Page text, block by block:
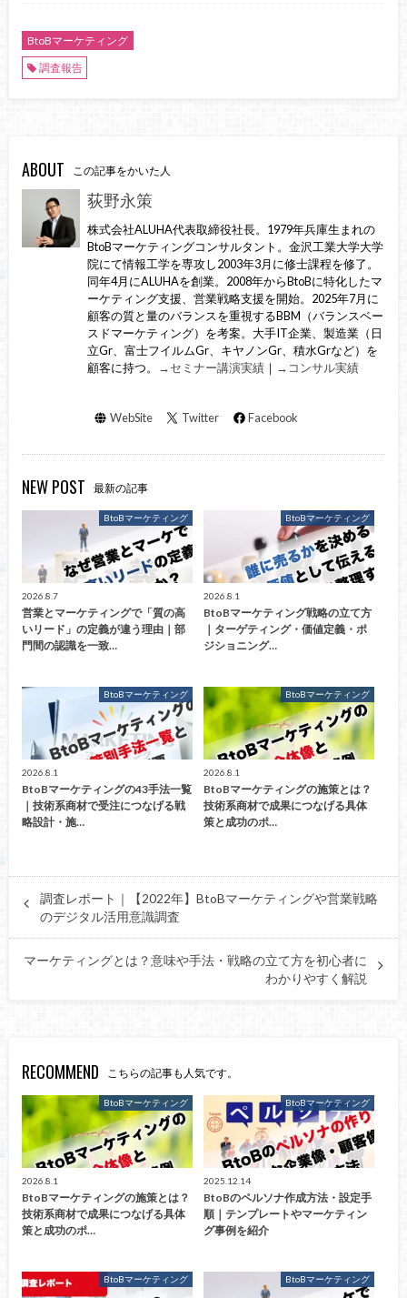
BtoBマーケティング
調査報告
ABOUT この記事をかいた人
荻野永策
株式会社ALUHA代表取締役社長。1979年兵庫生まれの
BtoBマーケティングコンサルタント。金沢工業大学大学
院にて情報工学を専攻し2003年3月に修士課程を修了。
同年4月にALUHAを創業。2008年からBtoBに特化したマ
ーケティング支援、営業戦略支援を開始。2025年7月に
顧客の質と量のバランスを重視するBBM（バランスベー
スドマーケティング）を考案。大手IT企業、製造業（日
立Gr、富士フイルムGr、キヤノンGr、積水Grなど）を
顧客に持つ。
→セミナー講演実績 ｜ →コンサル実績
WebSite Twitter Facebook
NEW POST 最新の記事
BtoBマーケティング
2026.8.7
営業とマーケティングで「質の高
いリード」の定義が違う理由｜部
門間の認識を一致…
BtoBマーケティング
2026.8.1
BtoBマーケティング戦略の立て方
｜ターゲティング・価値定義・ポ
ジショニング…
BtoBマーケティング
2026.8.1
BtoBマーケティングの43手法一覧
｜技術系商材で受注につなげる戦
略設計・施…
BtoBマーケティング
2026.8.1
BtoBマーケティングの施策とは？
技術系商材で成果につなげる具体
策と成功のポ…
調査レポート｜【2022年】BtoBマーケティングや営業戦略
のデジタル活用意識調査
マーケティングとは？意味や手法・戦略の立て方を初心者に
わかりやすく解説
RECOMMEND こちらの記事も人気です。
BtoBマーケティング
2026.8.1
BtoBマーケティングの施策とは？
技術系商材で成果につなげる具体
策と成功のポ…
BtoBマーケティング
2025.12.14
BtoBのペルソナ作成方法・設定手
順｜テンプレートやマーケティン
グ事例を紹介
BtoBマーケティング BtoBマーケティング